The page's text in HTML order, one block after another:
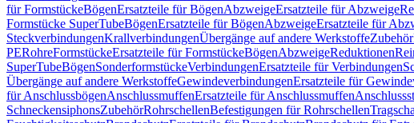
für FormstückeBögenErsatzteile für BögenAbzweigeErsatzteile für Abzweige
Formstücke SuperTubeBögenErsatzteile für BögenAbzweigeErsatzteile für
SteckverbindungenKrallverbindungenÜbergänge auf andere WerkstoffeZubehör
PERohreFormstückeErsatzteile für FormstückeBögenAbzweigeReduktionen
SuperTubeBögenSonderformstückeVerbindungenErsatzteile für Verbindungen
Übergänge auf andere WerkstoffeGewindeverbindungenErsatzteile für
für AnschlussbögenAnschlussmuffenErsatzteile für Anschlussmuffen
SchneckensiphonsZubehörRohrschellenBefestigungen für Rohrschellen